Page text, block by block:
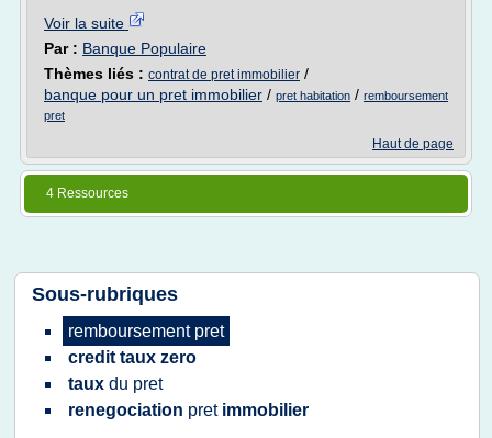
Voir la suite
Par : Banque Populaire
Thèmes liés : contrat de pret immobilier /
banque pour un pret immobilier / pret habitation / remboursement
pret
Haut de page
4 Ressources
Sous-rubriques
remboursement pret
credit taux zero
taux du pret
renegociation pret immobilier